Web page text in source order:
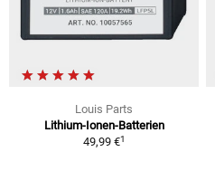
Louis Parts
Lithium-Ionen-Batterien
49,99 €1